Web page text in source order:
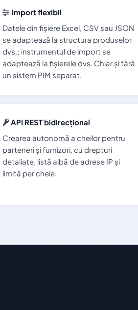
Import flexibil
Datele din fișiere Excel, CSV sau JSON
se adaptează la structura produselor
dvs.; instrumentul de import se
adaptează la fișierele dvs. Chiar și fără
un sistem PIM separat.
API REST bidirecțional
Crearea autonomă a cheilor pentru
parteneri și furnizori, cu drepturi
detaliate, listă albă de adrese IP și
limită per cheie.